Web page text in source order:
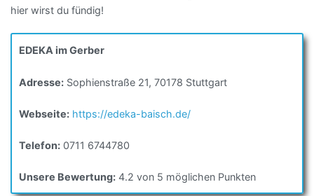
hier wirst du fündig!
EDEKA im Gerber
Adresse: Sophienstraße 21, 70178 Stuttgart
Webseite: https://edeka-baisch.de/
Telefon: 0711 6744780
Unsere Bewertung: 4.2 von 5 möglichen Punkten